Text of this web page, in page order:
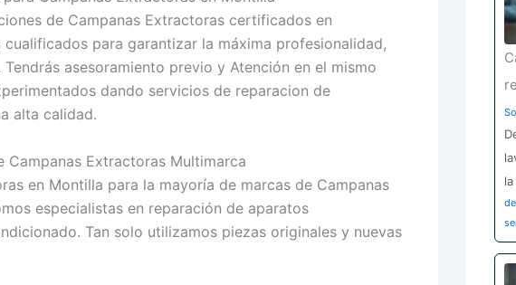
de Campanas Extractoras certificados en
para garantizar la máxima profesionalidad,
asesoramiento previo y Atención en el mismo
dando servicios de reparacion de
alta calidad.
Campanas Extractoras Multimarca
en Montilla para la mayoría de marcas de Campanas
especialistas en reparación de aparatos
Tan solo utilizamos piezas originales y nuevas